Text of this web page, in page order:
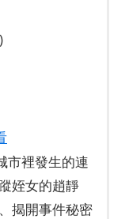
市裡發生的連
姪女的趙靜
揭開事件秘密